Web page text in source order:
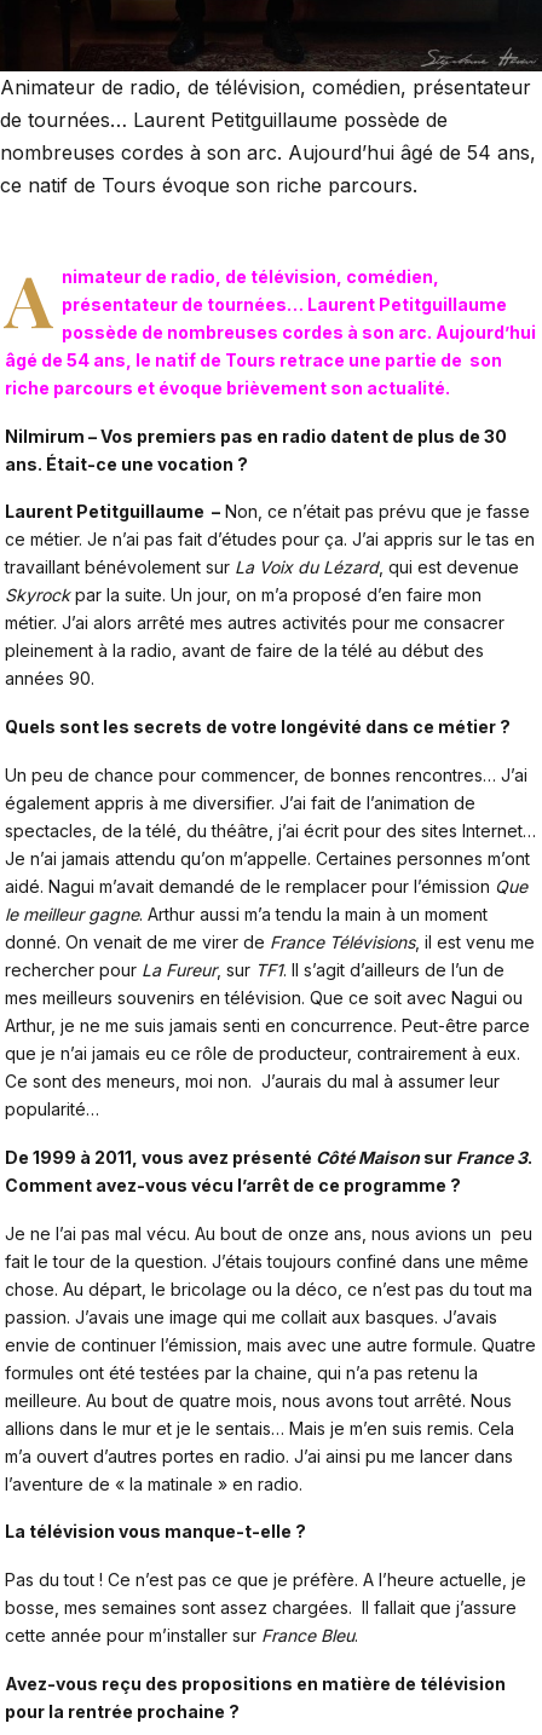
Animateur de radio, de télévision, comédien, présentateur
de tournées… Laurent Petitguillaume possède de
nombreuses cordes à son arc. Aujourd’hui âgé de 54 ans,
ce natif de Tours évoque son riche parcours.
A nimateur de radio, de télévision, comédien,
présentateur de tournées… Laurent Petitguillaume
possède de nombreuses cordes à son arc. Aujourd’hui
âgé de 54 ans, le natif de Tours retrace une partie de son
riche parcours et évoque brièvement son actualité.
Nilmirum – Vos premiers pas en radio datent de plus de 30
ans. Était-ce une vocation ?
Laurent Petitguillaume – Non, ce n’était pas prévu que je fasse
ce métier. Je n’ai pas fait d’études pour ça. J’ai appris sur le tas en
travaillant bénévolement sur La Voix du Lézard, qui est devenue
Skyrock par la suite. Un jour, on m’a proposé d’en faire mon
métier. J’ai alors arrêté mes autres activités pour me consacrer
pleinement à la radio, avant de faire de la télé au début des
années 90.
Quels sont les secrets de votre longévité dans ce métier ?
Un peu de chance pour commencer, de bonnes rencontres… J’ai
également appris à me diversifier. J’ai fait de l’animation de
spectacles, de la télé, du théâtre, j’ai écrit pour des sites Internet…
Je n’ai jamais attendu qu’on m’appelle. Certaines personnes m’ont
aidé. Nagui m’avait demandé de le remplacer pour l’émission Que
le meilleur gagne. Arthur aussi m’a tendu la main à un moment
donné. On venait de me virer de France Télévisions, il est venu me
rechercher pour La Fureur, sur TF1. Il s’agit d’ailleurs de l’un de
mes meilleurs souvenirs en télévision. Que ce soit avec Nagui ou
Arthur, je ne me suis jamais senti en concurrence. Peut-être parce
que je n’ai jamais eu ce rôle de producteur, contrairement à eux.
Ce sont des meneurs, moi non. J’aurais du mal à assumer leur
popularité…
De 1999 à 2011, vous avez présenté Côté Maisonsur France 3.
Comment avez-vous vécu l’arrêt de ce programme ?
Je ne l’ai pas mal vécu. Au bout de onze ans, nous avions un peu
fait le tour de la question. J’étais toujours confiné dans une même
chose. Au départ, le bricolage ou la déco, ce n’est pas du tout ma
passion. J’avais une image qui me collait aux basques. J’avais
envie de continuer l’émission, mais avec une autre formule. Quatre
formules ont été testées par la chaine, qui n’a pas retenu la
meilleure. Au bout de quatre mois, nous avons tout arrêté. Nous
allions dans le mur et je le sentais… Mais je m’en suis remis. Cela
m’a ouvert d’autres portes en radio. J’ai ainsi pu me lancer dans
l’aventure de « la matinale » en radio.
La télévision vous manque-t-elle ?
Pas du tout ! Ce n’est pas ce que je préfère. A l’heure actuelle, je
bosse, mes semaines sont assez chargées. Il fallait que j’assure
cette année pour m’installer sur France Bleu.
Avez-vous reçu des propositions en matière de télévision
pour la rentrée prochaine ?